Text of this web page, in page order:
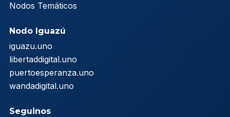
Nodos Temáticos
Nodo Iguazú
iguazu.uno
libertaddigital.uno
puertoesperanza.uno
wandadigital.uno
Seguinos